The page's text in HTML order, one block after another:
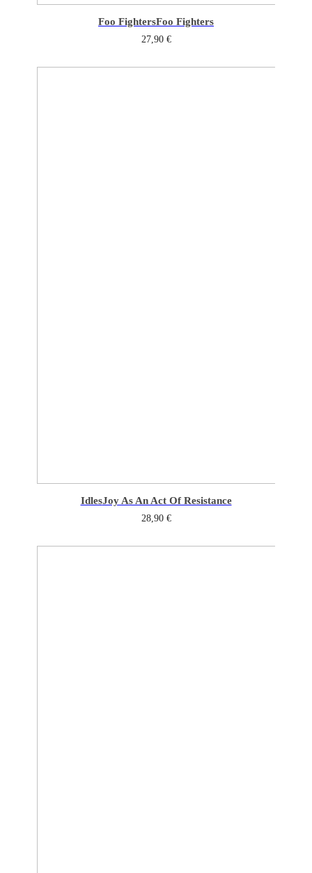
Foo FightersFoo Fighters
27,90 €
IdlesJoy As An Act Of Resistance
28,90 €